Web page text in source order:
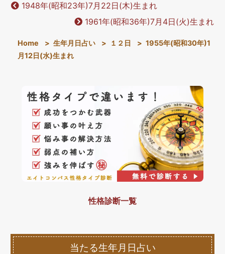
1948年(昭和23年)7月22日(木)生まれ
1961年(昭和36年)7月4日(火)生まれ
Home > 生年月日占い > １２日 > 1955年(昭和30年)1
月12日(水)生まれ
性格診断一覧
当たる生年月日占い